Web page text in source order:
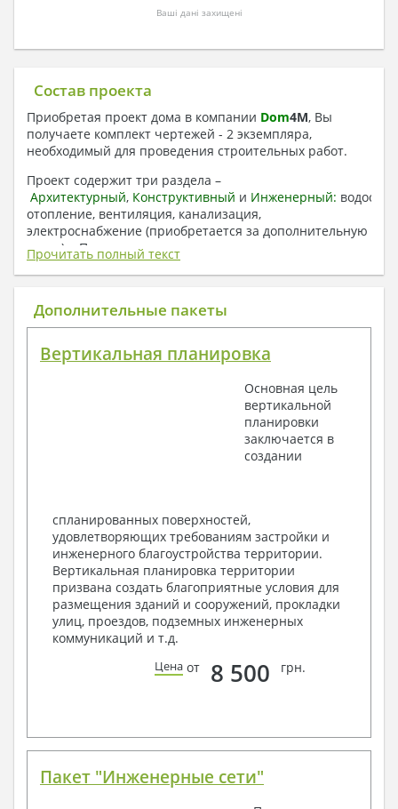
Ваші дані захищені
Состав проекта
Приобретая проект дома в компании Dom4M, Вы
получаете комплект чертежей - 2 экземпляра,
необходимый для проведения строительных работ.
Проект содержит три раздела –
Архитектурный, Конструктивный и Инженерный:
отопление, вентиляция, канализация,
электроснабжение (приобретается за дополнительную
плату) + Пояснительная записка.
1. Архитектурный раздел:
Общие данные по проекту
План координационных осей
Поэтажные маркировочные планы с
Разрезы и состав конструкций
Фасады с ведомостью внешних отделок
Элементы проемов – спецификация
Ведомость перемычек – сечения и
Архитектурные узлы в конструкциях
2. Конструктивный раздел:
Общие данные по проекту
Схемы расположения и расчеты фундаментов
Элементы каркаса – схемы расположения
Схема расположения перекрытий
Опоры перекрытия на стены или Узлы
Элементы кровли – схемы расположения
3. Инженерный раздел (приобретается по желанию
за дополнительную плату):
Прочитать полный текст
Дополнительные пакеты
Вертикальная планировка
Основная цель
вертикальной
планировки
заключается в
создании
спланированных поверхностей,
удовлетворяющих требованиям застройки и
инженерного благоустройства территории.
Вертикальная планировка территории
призвана создать благоприятные условия для
размещения зданий и сооружений, прокладки
улиц, проездов, подземных инженерных
коммуникаций и т.д.
Цена от 8 500 грн.
Пакет "Инженерные сети"